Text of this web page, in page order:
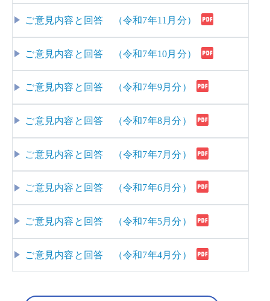
ご意見内容と回答 （令和7年11月分）
ご意見内容と回答 （令和7年10月分）
ご意見内容と回答 （令和7年9月分）
ご意見内容と回答 （令和7年8月分）
ご意見内容と回答 （令和7年7月分）
ご意見内容と回答 （令和7年6月分）
ご意見内容と回答 （令和7年5月分）
ご意見内容と回答 （令和7年4月分）